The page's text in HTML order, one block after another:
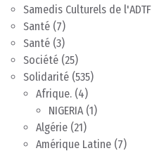
Samedis Culturels de l'ADTF
Santé (7)
Santé (3)
Société (25)
Solidarité (535)
Afrique. (4)
NIGERIA(1)
Algérie (21)
Amérique Latine (7)